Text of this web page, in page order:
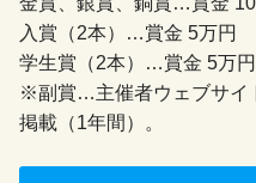
入賞（2本）…賞金 5万円
学生賞（2本）…賞金 5万円
※副賞…主催者ウェブサイ
掲載（1年間）。